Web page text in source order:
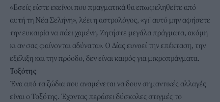
«Εσείς είστε εκείνοι που πραγματικά θα επωφεληθείτε από
αυτή τη Νέα Σελήνη», λέει η αστρολόγος, «γι' αυτό μην αφήσετε
την ευκαιρία να πάει χαμένη. Ζητήστε μεγάλα πράγματα, ακόμη
κι αν σας φαίνονται αδύνατα». Ο Δίας ευνοεί την επέκταση, την
εξέλιξη και την πρόοδο, δεν είναι καιρός για μικροπράγματα.
Τοξότης
Ένα από τα ζώδια που αναμένεται να δουν σημαντικές αλλαγές
είναι ο Τοξότης. Έχοντας περάσει δύσκολες στιγμές το